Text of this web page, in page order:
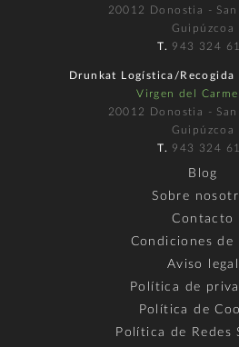
20012 Donostia - San
Guipúzcoa
T. 943 324
Drunkat Logística/Recogida
Virgen del
20012 Donostia - San
Guipúzcoa
T. 943 324
Blog
Sobre
Contacto
Condiciones de
Aviso legal
Política de
Política de
Política de Redes